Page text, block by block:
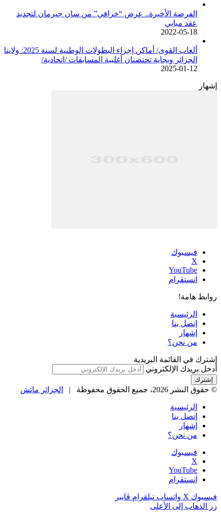
الفرصة الأخيرة.. عرض “خرافي” من سان جيرمان لتجديد
عقد مبابي
2022-05-18
ألعاب القوى/ أماكن إجراء البطولات الوطنية لسنة 2025: ولايتا
الجزائر وبجاية تحتضنان أغلبية المسابقات /اتحادية/
2025-01-12
إشهار
فيسبوك
‫X
‫YouTube
انستقرام
روابط هامة!
الرئيسية
إتصل بنا
إشهار
من نحن؟
إشترك في القائمة البريدية
أدخل بريدك الإلكتروني
© حقوق النشر 2026، جميع الحقوق محفوظة | الجزائر ماتش
الرئيسية
إتصل بنا
إشهار
من نحن؟
فيسبوك
‫X
‫YouTube
انستقرام
فيسبوك ‫X واتساب تيلقرام ڤايبر
زر الذهاب إلى الأعلى